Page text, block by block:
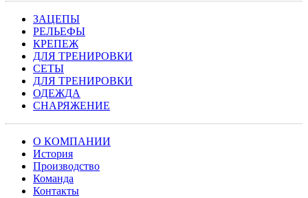
ЗАЦЕПЫ
РЕЛЬЕФЫ
КРЕПЕЖ
ДЛЯ ТРЕНИРОВКИ
СЕТЫ
ДЛЯ ТРЕНИРОВКИ
ОДЕЖДА
СНАРЯЖЕНИЕ
О КОМПАНИИ
История
Производство
Команда
Контакты